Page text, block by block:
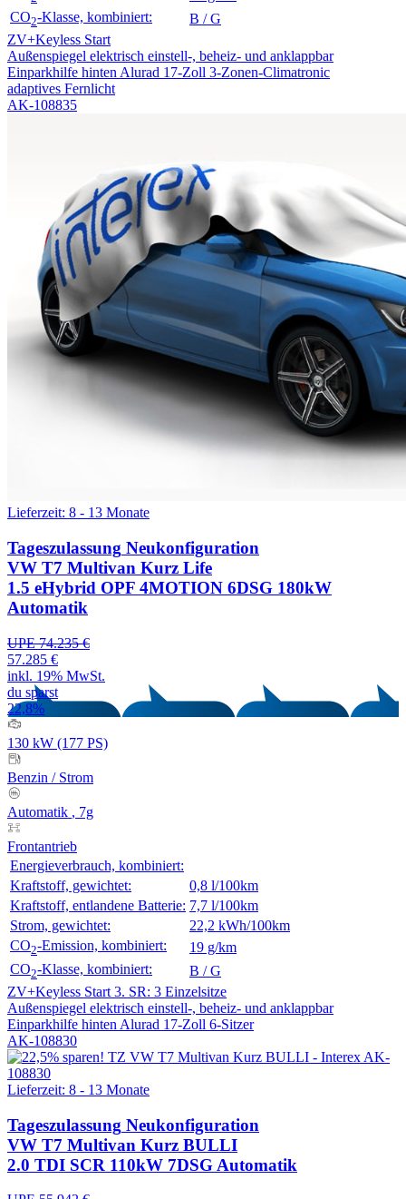
CO2-Klasse, kombiniert:
B / G
ZV+Keyless Start
Außenspiegel elektrisch einstell-, beheiz- und anklappbar
Einparkhilfe hinten Alurad 17-Zoll 3-Zonen-Climatronic
adaptives Fernlicht
AK-108835
Lieferzeit: 8 - 13 Monate
Tageszulassung Neukonfiguration
VW T7 Multivan Kurz Life
1.5 eHybrid OPF 4MOTION 6DSG 180kW
Automatik
UPE 74.235 €
57.285 €
inkl. 19% MwSt.
du sparst
22,8%
130 kW (177 PS)
Benzin / Strom
Automatik , 7g
Frontantrieb
Energieverbrauch, kombiniert:
Kraftstoff, gewichtet:
0,8 l/100km
Kraftstoff, entlandene Batterie: 7,7 l/100km
Strom, gewichtet:
22,2 kWh/100km
CO2-Emission, kombiniert:
19 g/km
CO2-Klasse, kombiniert:
B / G
ZV+Keyless Start 3. SR: 3 Einzelsitze
Außenspiegel elektrisch einstell-, beheiz- und anklappbar
Einparkhilfe hinten Alurad 17-Zoll 6-Sitzer
AK-108830
Lieferzeit: 8 - 13 Monate
Tageszulassung Neukonfiguration
VW T7 Multivan Kurz BULLI
2.0 TDI SCR 110kW 7DSG Automatik